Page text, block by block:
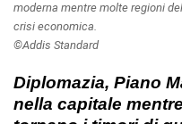
moderna mentre molte regioni
crisi economica.
©Addis Standard
Diplomazia, Piano
nella capitale